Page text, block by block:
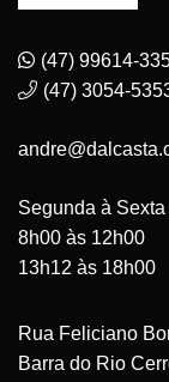
(47) 99614-
(47) 3054-
Segunda à Sexta
8h00 às 12h00
13h12 às 18h00
Rua Feliciano
Barra do Rio